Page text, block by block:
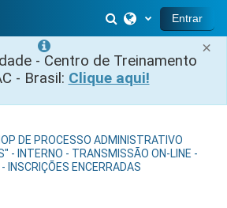
×
- Centro de Treinamento
- Brasil: Clique aqui!
Alternar entrada
Entrar
DE PROCESSO ADMINISTRATIVO
- INTERNO - TRANSMISSÃO ON-LINE -
INSCRIÇÕES ENCERRADAS